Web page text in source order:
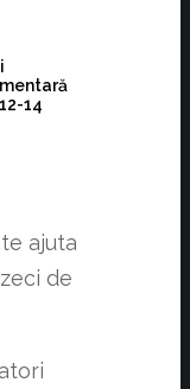
14
ajuta
de